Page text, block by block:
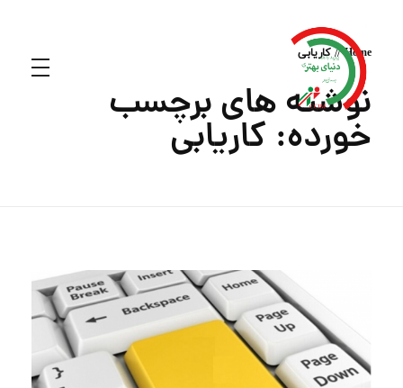
Home کاریابی
نوشته های برچسب
خورده: کاریابی